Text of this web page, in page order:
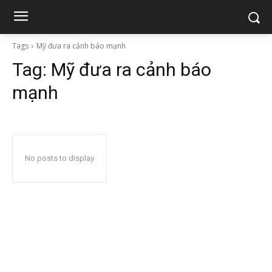
Tags Mỹ đưa ra cảnh báo mạnh
Tag: Mỹ đưa ra cảnh báo
mạnh
No posts to display